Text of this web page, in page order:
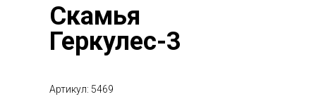
Скамья
Геркулес-3
Артикул: 5469